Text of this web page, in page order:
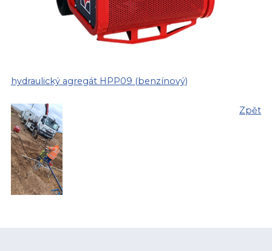
hydraulický agregát HPP09 (benzínový)
Zpět